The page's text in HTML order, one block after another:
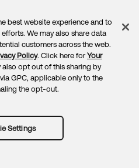
SecuritySitemap
Choices
best website experience and to
We may also share data
customers across the web.
Policy. Click here for Your
also opt out of this sharing by
GPC, applicable only to the
the opt-out.
Settings